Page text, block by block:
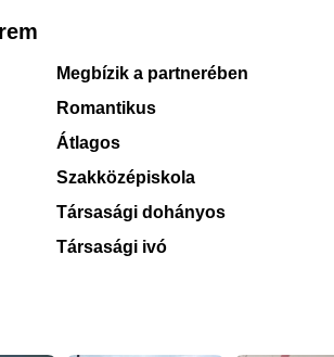
Megbízik a partnerében
Romantikus
Átlagos
Szakközépiskola
Társasági dohányos
Társasági ivó